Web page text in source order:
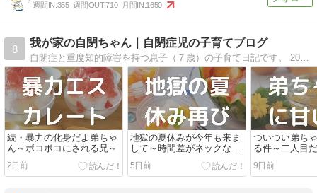
週間IN:355 週間OUT:710 月間IN:1650
8
我が家の自閉ちゃん｜自閉症児の子育てブログ
自閉症と重度知的障害を持つ息子（７歳）の子育て日記です。 2022年8月に弟が生まれ、7歳差兄弟となりました！！主に父が更新します。 ４人家族の明るいほのぼの系日記になりますので、気楽に見てください。
続・暴力の化身だよ弟ちゃ
ん～ボコボコにされる兄～
2日前
地獄の夏休みが今年も来ま
して～時間差がネックな件
5日前
ついつい弟ち
る件～二人目
なのか～
9日前